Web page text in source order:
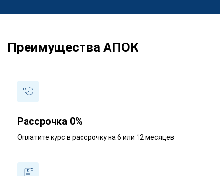
Преимущества АПОК
Рассрочка 0%
Оплатите курс в рассрочку на 6 или 12 месяцев